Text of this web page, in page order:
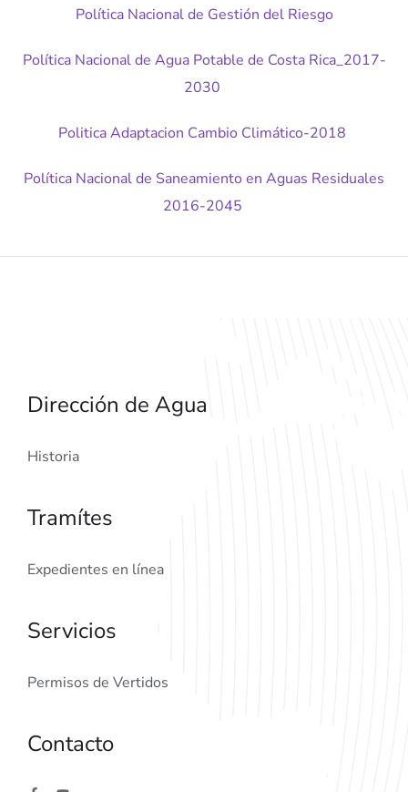
Política Nacional de Gestión del Riesgo
Política Nacional de Agua Potable de Costa Rica_2017-
2030
Politica Adaptacion Cambio Climático-2018
Política Nacional de Saneamiento en Aguas Residuales
2016-2045
Dirección de Agua
Historia
Tramítes
Expedientes en línea
Servicios
Permisos de Vertidos
Contacto